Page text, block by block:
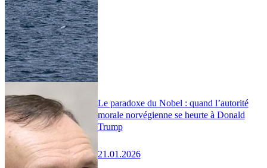
Le paradoxe du Nobel : quand l’autorité
morale norvégienne se heurte à Donald
Trump
21.01.2026